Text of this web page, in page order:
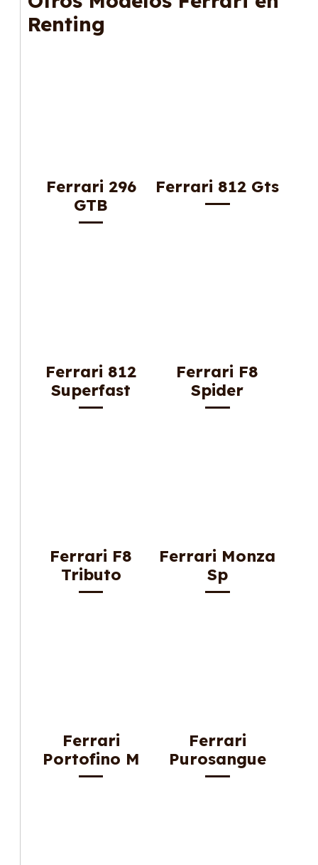
gusta cambiar de coche cada pocos años.
Renting
Ferrari 296
GTB
Ferrari 812 Gts
Ferrari 812
Superfast
Ferrari F8
Spider
Ferrari F8
Tributo
Ferrari Monza
Sp
Ferrari
Portofino M
Ferrari
Purosangue